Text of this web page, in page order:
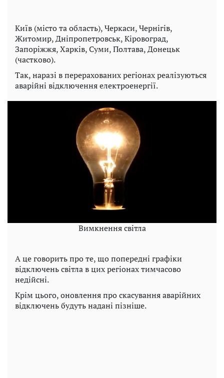
Київ (місто та область), Черкаси, Чернігів,
Житомир, Дніпропетровськ, Кіровоград,
Запоріжжя, Харків, Суми, Полтава, Донецьк
(частково).
Так, наразі в перерахованих регіонах реалізуються
аварійні відключення електроенергії.
Вимкнення світла
А це говорить про те, що попередні графіки
відключень світла в цих регіонах тимчасово
недійсні.
Крім цього, оновлення про скасування аварійних
відключень будуть надані пізніше.